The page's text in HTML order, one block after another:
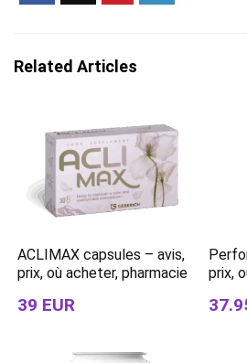
Related Articles
ACLIMAX capsules – avis,
prix, où acheter, pharmacie
39 EUR
prix,